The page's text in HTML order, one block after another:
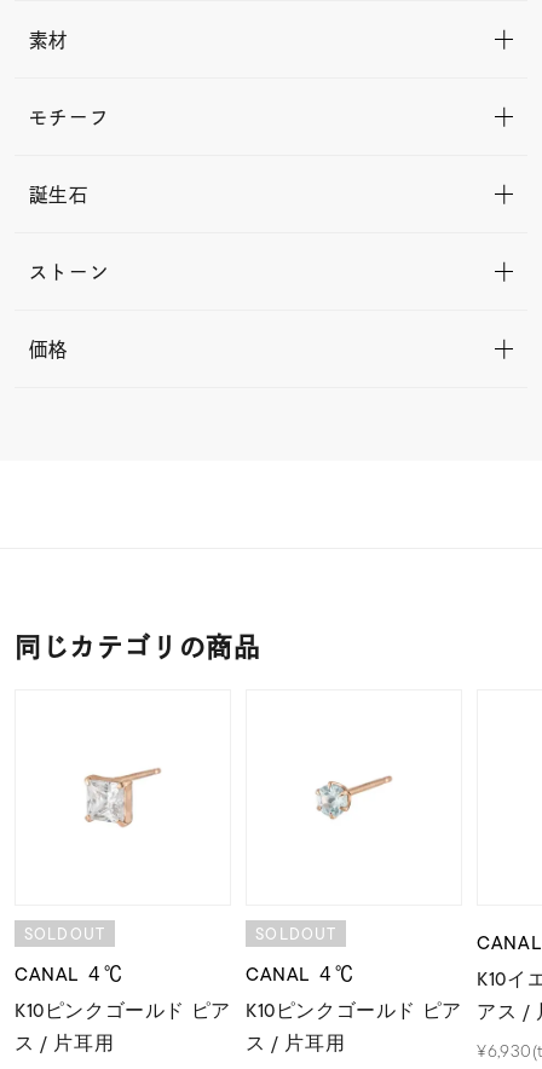
素材
モチーフ
誕生石
ストーン
価格
同じカテゴリの商品
SOLDOUT
CANAL ４℃
K10ピンクゴールド ピア
ス / 片耳用
SOLDOUT
CANAL ４℃
K10ピンクゴールド ピア
ス / 片耳用
K10イ
アス /